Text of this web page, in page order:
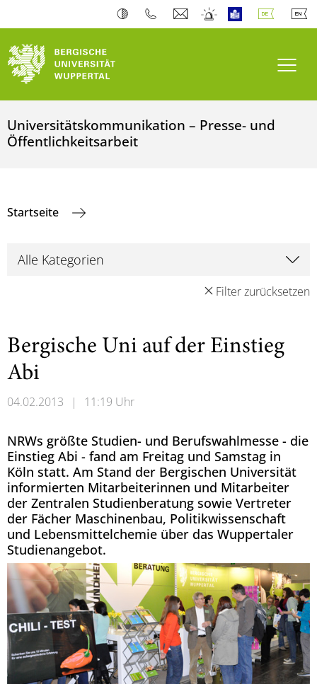
Universitätskommunikation – Presse- und
Öffentlichkeitsarbeit
Startseite
Filter zurücksetzen
Bergische Uni auf der Einstieg
Abi
04.02.2013 | 11:19 Uhr
NRWs größte Studien- und Berufswahlmesse - die
Einstieg Abi - fand am Freitag und Samstag in
Köln statt. Am Stand der Bergischen Universität
informierten Mitarbeiterinnen und Mitarbeiter
der Zentralen Studienberatung sowie Vertreter
der Fächer Maschinenbau, Politikwissenschaft
und Lebensmittelchemie über das Wuppertaler
Studienangebot.